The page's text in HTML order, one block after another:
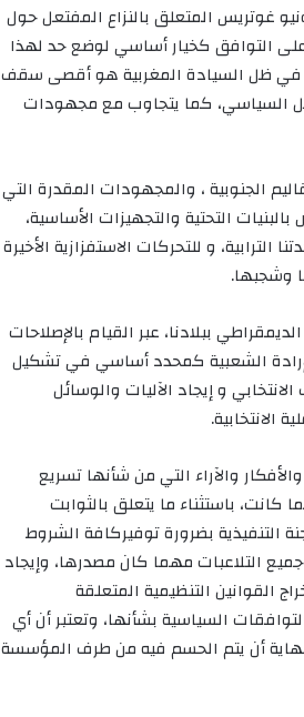
غوتريس المتعلق بالنزاع المفتعل حول
التوافق كخيار أساسي لوضع حد لهذا
في ظل السيادة المغربية هو أقصى سقف
السياسي، كما يتجاوب مع مجهودات
الجنوبية ، والمجهودات المقدرة التي
التحتية والتجهيزات الأساسية،
و للتحركات الاستفزازية الأخيرة
وشجبها.
ببلادنا، عبر القيام بالإصلاحات
الشعبية كمحدد أساسي في تشكيل
و إيجاد الآليات والوسائل
الانتخابية.
والآراء التي من شأنها تسريع
كانت، باستثناء ما يتعلق بالثوابت
التنفيذية بضرورة توفيركافة الشروط
جميع التلاعبات مهما كان مصدرها، وإيجاد
القوانين التنظيمية المتعلقة
السياسية بشأنها، وتعتبر أن أي
أن يتم الحسم فيه من طرف المؤسسة